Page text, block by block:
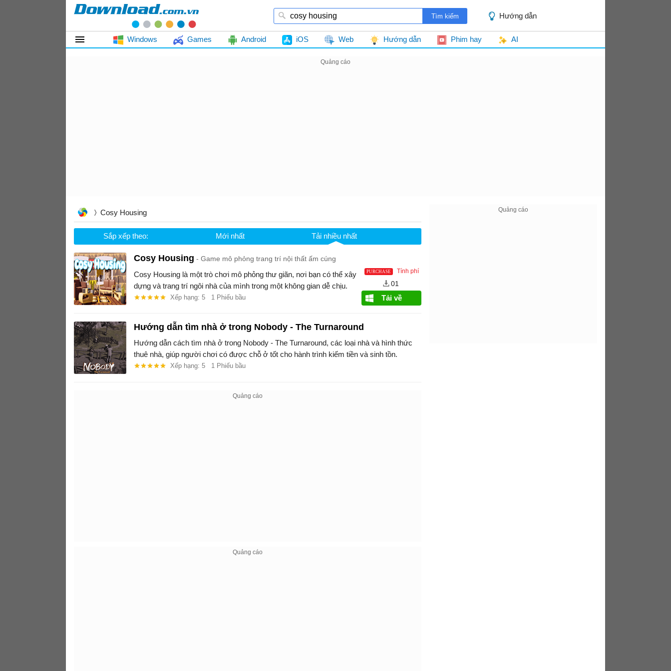
Hướng dẫn
Windows Games Android iOS Web Hướng dẫn Phim hay AI
Cosy Housing
Sắp xếp theo: Mới nhất Tải nhiều nhất
Cosy Housing Game mô phỏng trang trí nội thất ấm cúng
Cosy Housing là một trò chơi mô phỏng thư giãn, nơi bạn có thể xây
dựng và trang trí ngôi nhà của mình trong một không gian dễ chịu.
Xếp hạng: 5 1 Phiếu bầu
Tính phí
01
Tải về
Hướng dẫn tìm nhà ở trong Nobody - The Turnaround
Hướng dẫn cách tìm nhà ở trong Nobody - The Turnaround, các loại nhà và hình thức
thuê nhà, giúp người chơi có được chỗ ở tốt cho hành trình kiếm tiền và sinh tồn.
Xếp hạng: 5 1 Phiếu bầu